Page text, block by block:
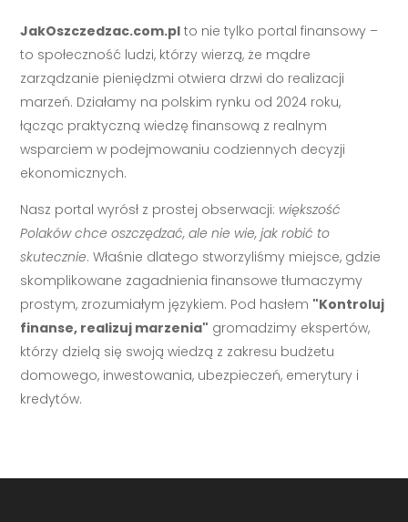
JakOszczedzac.com.pl to nie tylko portal finansowy –
to społeczność ludzi, którzy wierzą, że mądre
zarządzanie pieniędzmi otwiera drzwi do realizacji
marzeń. Działamy na polskim rynku od 2024 roku,
łącząc praktyczną wiedzę finansową z realnym
wsparciem w podejmowaniu codziennych decyzji
ekonomicznych.
Nasz portal wyrósł z prostej obserwacji: większość
Polaków chce oszczędzać, ale nie wie, jak robić to
skutecznie. Właśnie dlatego stworzyliśmy miejsce, gdzie
skomplikowane zagadnienia finansowe tłumaczymy
prostym, zrozumiałym językiem. Pod hasłem "Kontroluj
finanse, realizuj marzenia" gromadzimy ekspertów,
którzy dzielą się swoją wiedzą z zakresu budżetu
domowego, inwestowania, ubezpieczeń, emerytury i
kredytów.